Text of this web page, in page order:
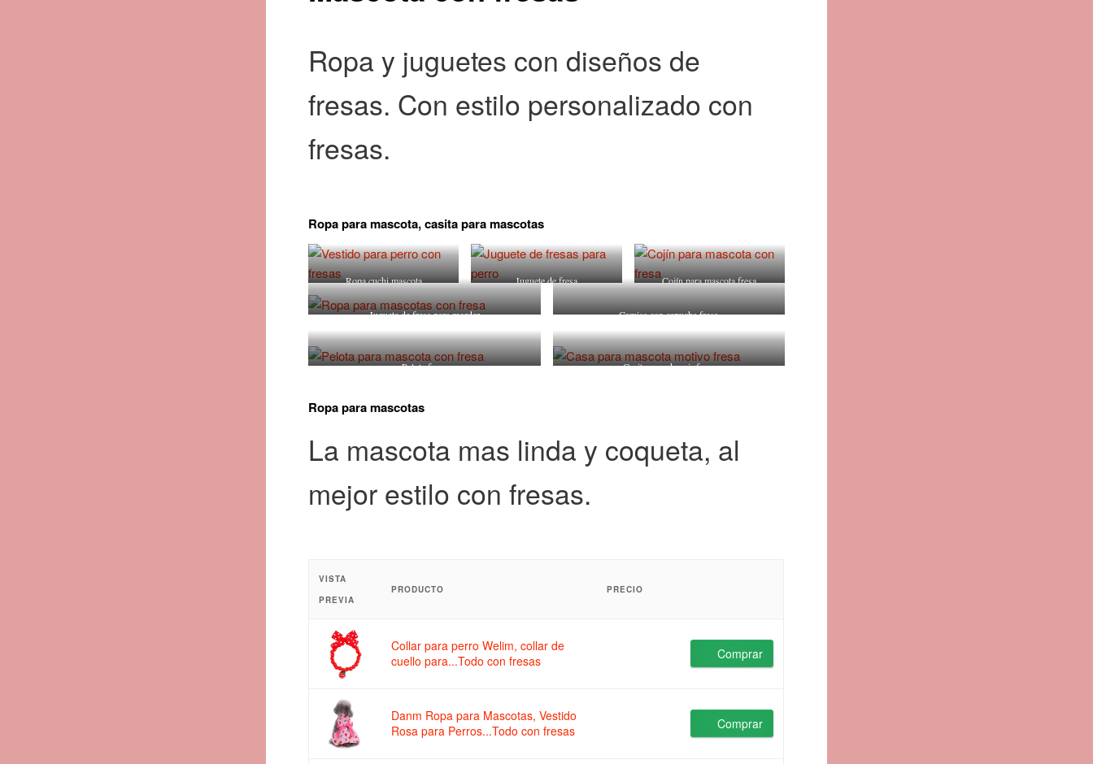
Ropa y juguetes con diseños de
fresas. Con estilo personalizado con
fresas.
Ropa para mascota, casita para mascotas
Ropa cuchi mascota Juguete de fresa Cojín para mascota fresa
Juguete de fresa para morder Camisa con capucha fresa
Pelota fresa Casita para dormir fresa
Ropa para mascotas
La mascota mas linda y coqueta, al
mejor estilo con fresas.
VISTA
PREVIA
PRODUCTO PRECIO
Collar para perro Welim, collar de
cuello para...Todo con fresas
Comprar
Danm Ropa para Mascotas, Vestido
Rosa para Perros...Todo con fresas
Comprar